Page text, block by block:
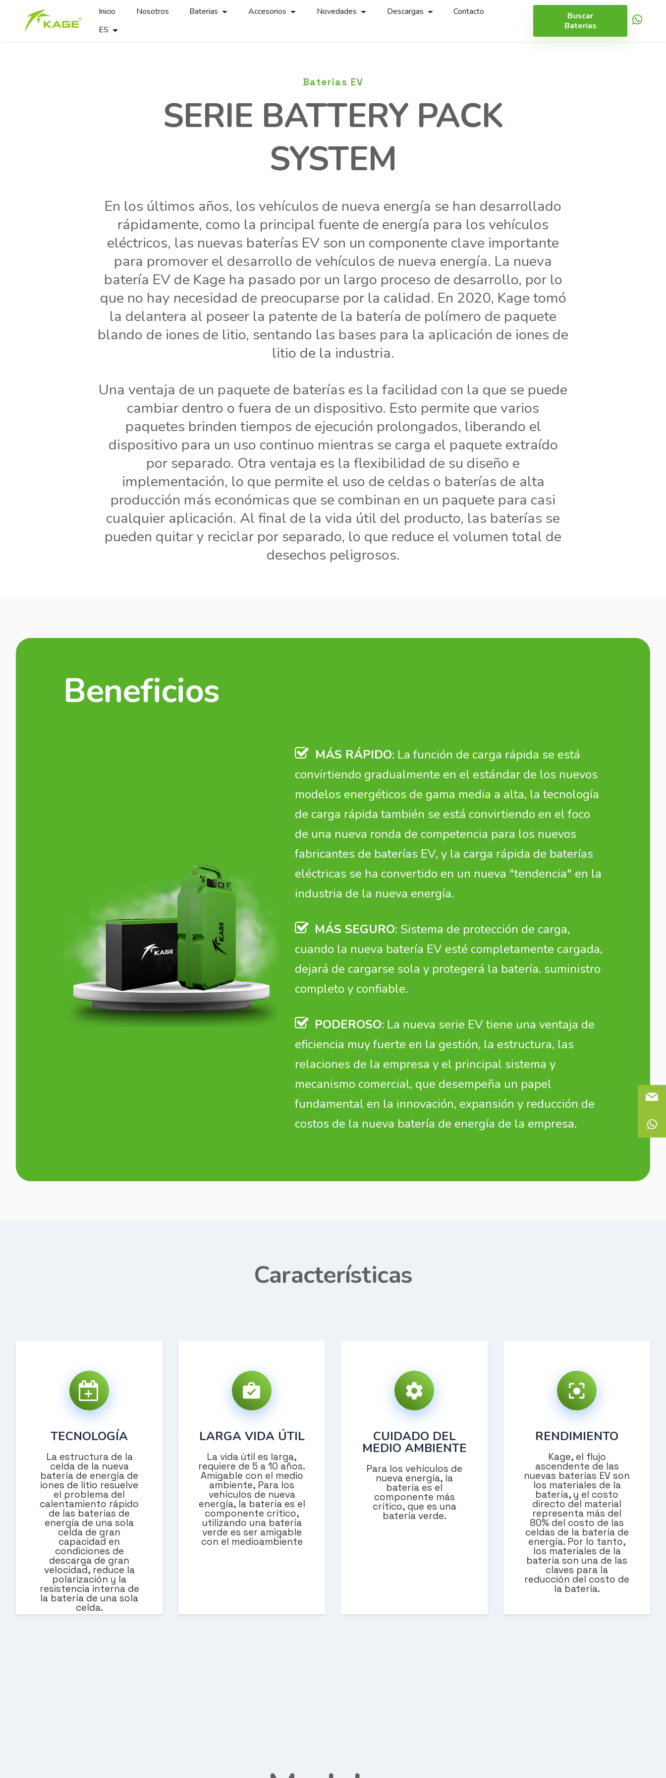
Inicio Nosotros Baterias Accesorios Novedades Descargas
Contacto
ES
Buscar
Baterias
Baterias EV
SERIE BATTERY PACK
SYSTEM
En los últimos años, los vehículos de nueva energía se han desarrollado
rápidamente, como la principal fuente de energía para los vehículos
eléctricos, las nuevas baterías EV son un componente clave importante
para promover el desarrollo de vehículos de nueva energía. La nueva
batería EV de Kage ha pasado por un largo proceso de desarrollo, por lo
que no hay necesidad de preocuparse por la calidad. En 2020, Kage tomó
la delantera al poseer la patente de la batería de polímero de paquete
blando de iones de litio, sentando las bases para la aplicación de iones de
litio de la industria.
Una ventaja de un paquete de baterías es la facilidad con la que se puede
cambiar dentro o fuera de un dispositivo. Esto permite que varios
paquetes brinden tiempos de ejecución prolongados, liberando el
dispositivo para un uso continuo mientras se carga el paquete extraído
por separado. Otra ventaja es la flexibilidad de su diseño e
implementación, lo que permite el uso de celdas o baterías de alta
producción más económicas que se combinan en un paquete para casi
cualquier aplicación. Al final de la vida útil del producto, las baterías se
pueden quitar y reciclar por separado, lo que reduce el volumen total de
desechos peligrosos.
Beneficios
MÁS RÁPIDO: La función de carga rápida se está
convirtiendo gradualmente en el estándar de los nuevos
modelos energéticos de gama media a alta, la tecnología
de carga rápida también se está convirtiendo en el foco
de una nueva ronda de competencia para los nuevos
fabricantes de baterías EV, y la carga rápida de baterías
eléctricas se ha convertido en un nueva "tendencia" en la
industria de la nueva energía.
MÁS SEGURO: Sistema de protección de carga,
cuando la nueva batería EV esté completamente cargada,
dejará de cargarse sola y protegerá la batería. suministro
completo y confiable.
PODEROSO: La nueva serie EV tiene una ventaja de
eficiencia muy fuerte en la gestión, la estructura, las
relaciones de la empresa y el principal sistema y
mecanismo comercial, que desempeña un papel
fundamental en la innovación, expansión y reducción de
costos de la nueva batería de energía de la empresa.
Características
TECNOLOGÍA
La estructura de la
celda de la nueva
batería de energía de
iones de litio resuelve
el problema del
calentamiento rápido
de las baterías de
energía de una sola
celda de gran
capacidad en
condiciones de
descarga de gran
velocidad, reduce la
polarización y la
resistencia interna de
la batería de una sola
celda.
LARGA VIDA ÚTIL
La vida útil es larga,
requiere de 5 a 10 años.
Amigable con el medio
ambiente, Para los
vehículos de nueva
energía, la batería es el
componente crítico,
utilizando una batería
verde es ser amigable
con el medioambiente
CUIDADO DEL
MEDIO AMBIENTE
Para los vehículos de
nueva energía, la
batería es el
componente más
crítico, que es una
batería verde.
RENDIMIENTO
Kage, el flujo
ascendente de las
nuevas baterías EV son
los materiales de la
batería, y el costo
directo del material
representa más del
80% del costo de las
celdas de la batería de
energía. Por lo tanto,
los materiales de la
batería son una de las
claves para la
reducción del costo de
la batería.